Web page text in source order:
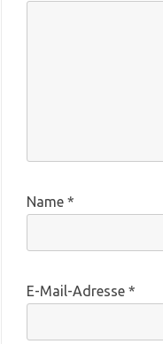
Name*
E-Mail-Adresse*